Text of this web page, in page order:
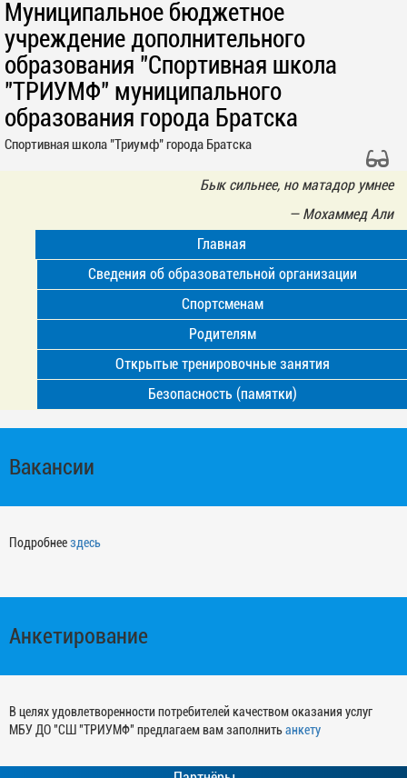
Муниципальное бюджетное
учреждение дополнительного
образования "Спортивная школа
"ТРИУМФ" муниципального
образования города Братска
Спортивная школа "Триумф" города Братска
Бык сильнее, но матадор умнее
— Мoхаммед Али
Главная
Сведения об образовательной организации
Спортсменам
Родителям
Открытые тренировочные занятия
Безопасность (памятки)
Вакансии
Подробнеездесь
Анкетирование
В целях удовлетворенности потребителей качеством оказания услуг
МБУ ДО "СШ "ТРИУМФ" предлагаем вам заполнитьанкету